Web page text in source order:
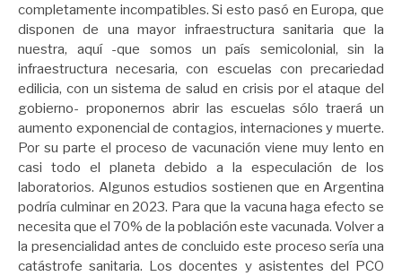
completamente incompatibles. Si esto pasó en Europa, que
disponen de una mayor infraestructura sanitaria que la
nuestra, aquí -que somos un país semicolonial, sin la
infraestructura necesaria, con escuelas con precariedad
edilicia, con un sistema de salud en crisis por el ataque del
gobierno- proponernos abrir las escuelas sólo traerá un
aumento exponencial de contagios, internaciones y muerte.
Por su parte el proceso de vacunación viene muy lento en
casi todo el planeta debido a la especulación de los
laboratorios. Algunos estudios sostienen que en Argentina
podría culminar en 2023. Para que la vacuna haga efecto se
necesita que el 70% de la población este vacunada. Volver a
la presencialidad antes de concluido este proceso sería una
catástrofe sanitaria. Los docentes y asistentes del PCO